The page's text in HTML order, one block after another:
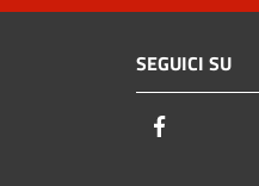
SEGUICI SU